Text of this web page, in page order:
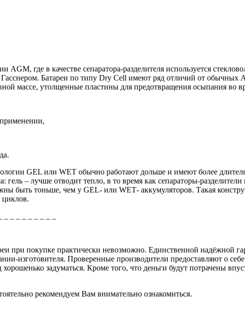
AGM, где в качестве сепаратора-разделителя используется
Батареи по типу Dry Cell имеют ряд отличий от обычных
массе, утолщенные пластины для предотвращения осыпания во
GEL или WET обычно работают дольше и имеют более
гель – лучше отводит тепло, в то время как сепараторы-
быть тоньше, чем у GEL- или WET- аккумуляторов. Такая
циклов.
при покупке практически невозможно. Единственной надёжной
изготовителя. Проверенные производители предоставляют о
задуматься. Кроме того, что деньги будут потрачены
рекомендуем Вам внимательно ознакомиться.